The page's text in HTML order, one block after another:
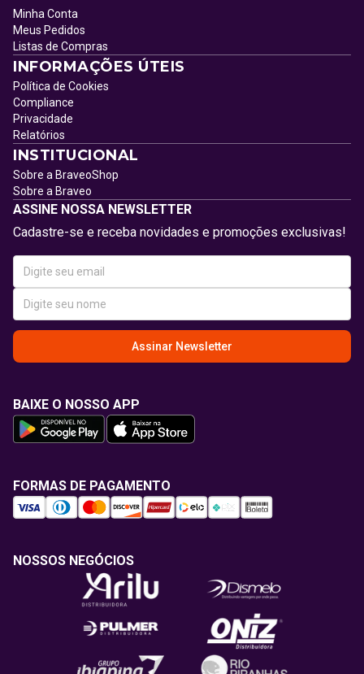
Minha Conta
Meus Pedidos
Listas de Compras
INFORMAÇÕES ÚTEIS
Política de Cookies
Compliance
Privacidade
Relatórios
INSTITUCIONAL
Sobre a BraveoShop
Sobre a Braveo
ASSINE NOSSA NEWSLETTER
Cadastre-se e receba novidades e promoções exclusivas!
Assinar Newsletter
BAIXE O NOSSO APP
FORMAS DE PAGAMENTO
NOSSOS NEGÓCIOS